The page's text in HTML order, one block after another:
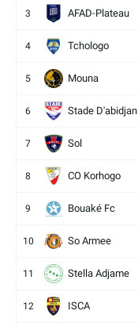
3 AFAD-Plateau
4 Tchologo
5 Mouna
6 Stade D'abidjan
7 Sol
8 CO Korhogo
9 Bouaké Fc
10 So Armee
11 Stella Adjame
12 ISCA